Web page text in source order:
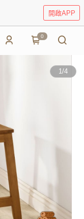
開啟APP
0
1/4